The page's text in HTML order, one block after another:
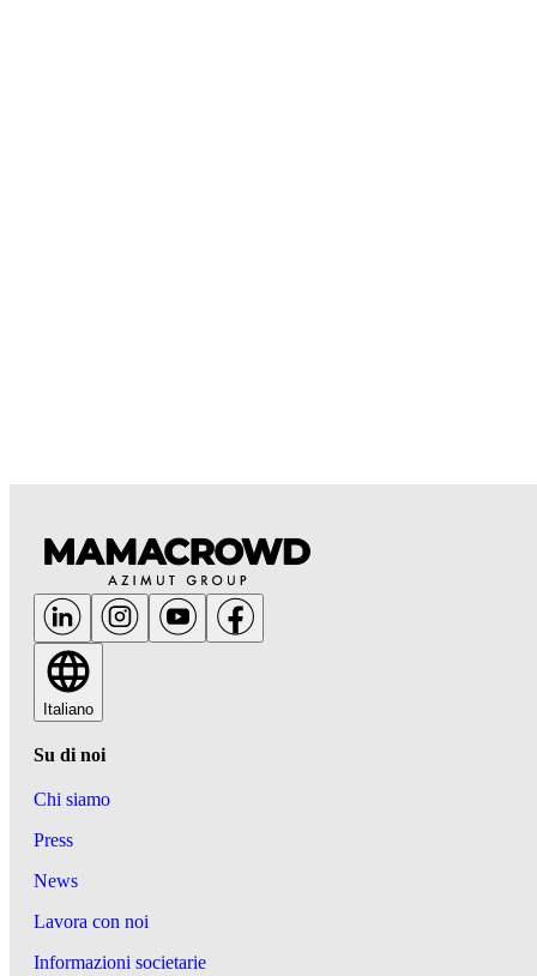
Italiano
Su di noi
Chi siamo
Press
News
Lavora con noi
Informazioni societarie